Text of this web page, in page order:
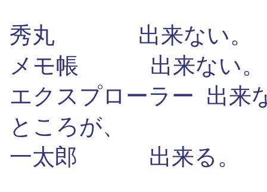
秀丸 出来ない。
メモ帳 出来ない。
エクスプローラー 出来
ところが、
一太郎 出来る。